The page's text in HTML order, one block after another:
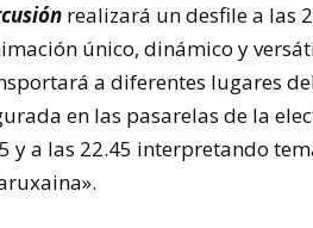
realizará un desfile a las
único, dinámico y
a diferentes lugares
en las pasarelas de la
y a las 22.45 interpretando